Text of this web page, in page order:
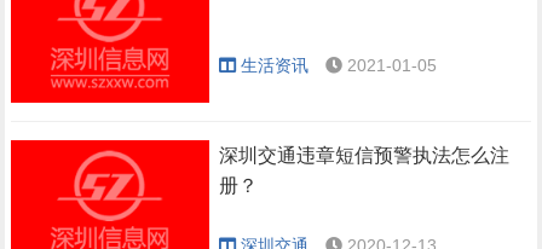
生活资讯 2021-01-05
深圳交通违章短信预警执法怎么注
册？
深圳交通 2020-12-13